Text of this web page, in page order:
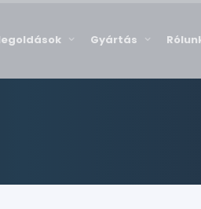
Gyártás